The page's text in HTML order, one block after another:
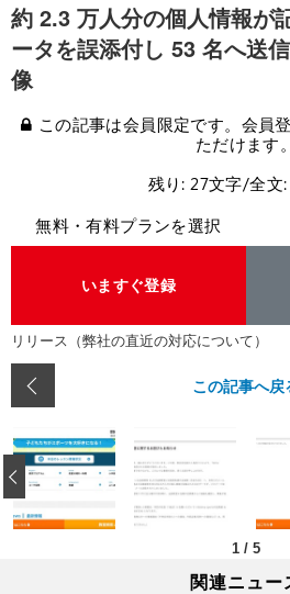
約 2.3 万人分の個人情報が
ータを誤添付し 53 名へ送
像
この記事は会員限定です。会員
ただけます。
残り: 27文字/全文
無料・有料プランを選択
いますぐ登録
リリース（弊社の直近の対応について）
この記事へ戻
1 / 5
‹
関連ニュー